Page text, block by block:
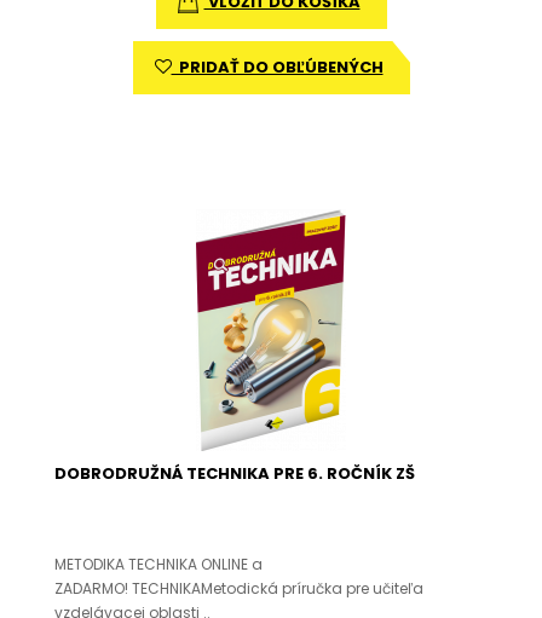
PRIDAŤ DO OBĽÚBENÝCH
DOBRODRUŽNÁ TECHNIKA PRE 6. ROČNÍK ZŠ
METODIKA TECHNIKA ONLINE a
ZADARMO! TECHNIKAMetodická príručka pre učiteľa
vzdelávacej oblasti ..